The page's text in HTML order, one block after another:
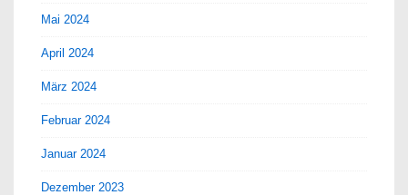
Mai 2024
April 2024
März 2024
Februar 2024
Januar 2024
Dezember 2023